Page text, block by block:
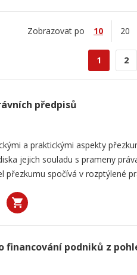
Zobrazovat po 10 20
1 2
předpisů
a praktickými aspekty
jejich souladu s prameny
přezkumu spočívá v rozptýlené
financování podniků z